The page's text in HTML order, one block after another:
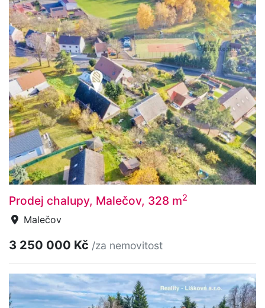
Prodej chalupy, Malečov, 328 m2
Malečov
3 250 000 Kč /za nemovitost